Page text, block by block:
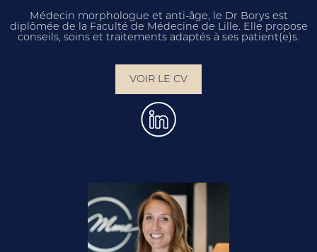
Médecin morphologue et anti-âge, le Dr Borys est
diplômée de la Faculté de Médecine de Lille. Elle propose
conseils, soins et traitements adaptés à ses patient(e)s.
VOIR LE CV